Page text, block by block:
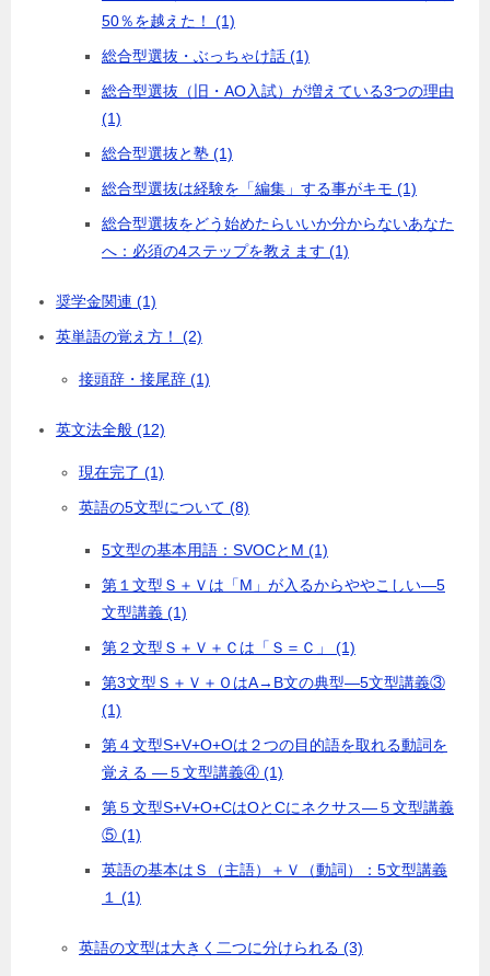
50％を越えた！ (1)
総合型選抜・ぶっちゃけ話 (1)
総合型選抜（旧・AO入試）が増えている3つの理由
(1)
総合型選抜と塾 (1)
総合型選抜は経験を「編集」する事がキモ (1)
総合型選抜をどう始めたらいいか分からないあなた
へ：必須の4ステップを教えます (1)
奨学金関連 (1)
英単語の覚え方！ (2)
接頭辞・接尾辞 (1)
英文法全般 (12)
現在完了 (1)
英語の5文型について (8)
5文型の基本用語：SVOCとM (1)
第１文型Ｓ＋Ｖは「M」が入るからややこしい―5
文型講義 (1)
第２文型Ｓ＋Ｖ＋Ｃは「Ｓ＝Ｃ」 (1)
第3文型Ｓ＋Ｖ＋ＯはA→B文の典型―5文型講義③
(1)
第４文型S+V+O+Oは２つの目的語を取れる動詞を
覚える ―５文型講義④ (1)
第５文型S+V+O+CはOとCにネクサス―５文型講義
⑤ (1)
英語の基本はＳ（主語）＋Ｖ（動詞）：5文型講義
１ (1)
英語の文型は大きく二つに分けられる (3)